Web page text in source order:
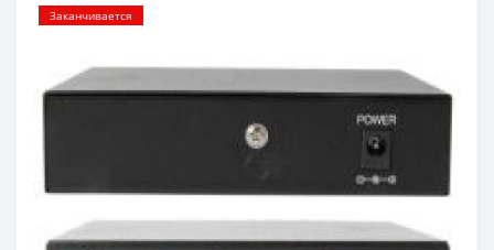
Заканчивается